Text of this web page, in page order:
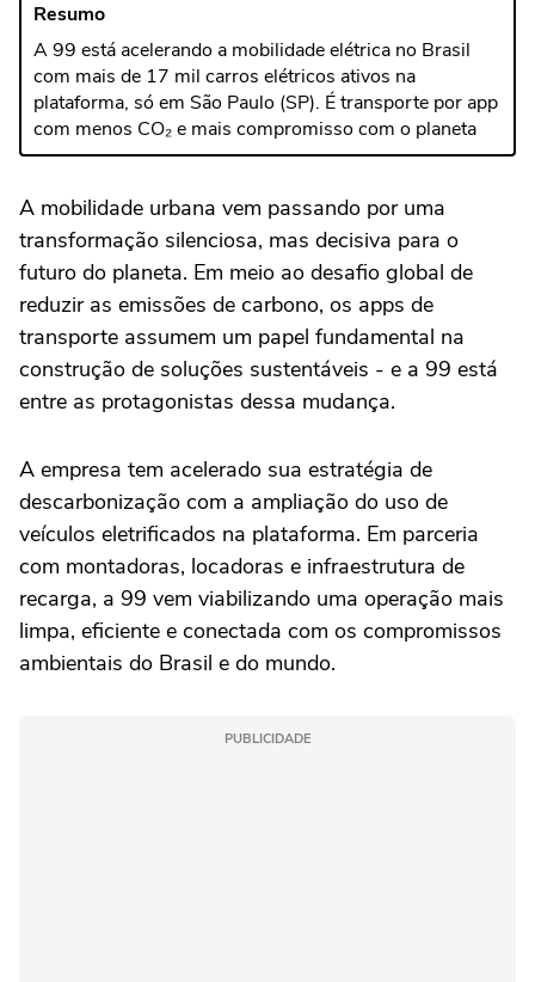
Resumo
A 99 está acelerando a mobilidade elétrica no Brasil
com mais de 17 mil carros elétricos ativos na
plataforma, só em São Paulo (SP). É transporte por app
com menos CO₂ e mais compromisso com o planeta
A mobilidade urbana vem passando por uma
transformação silenciosa, mas decisiva para o
futuro do planeta. Em meio ao desafio global de
reduzir as emissões de carbono, os apps de
transporte assumem um papel fundamental na
construção de soluções sustentáveis - e a 99 está
entre as protagonistas dessa mudança.
A empresa tem acelerado sua estratégia de
descarbonização com a ampliação do uso de
veículos eletrificados na plataforma. Em parceria
com montadoras, locadoras e infraestrutura de
recarga, a 99 vem viabilizando uma operação mais
limpa, eficiente e conectada com os compromissos
ambientais do Brasil e do mundo.
PUBLICIDADE